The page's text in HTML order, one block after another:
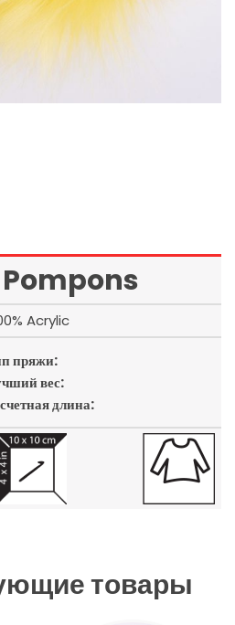
Acrylic
пряжи:
вес:
длина:
товары